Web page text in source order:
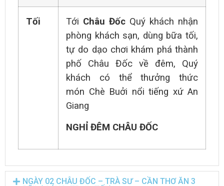
Tối Tới Châu Đốc Quý khách nhận
phòng khách sạn, dùng bữa tối,
tự do dạo chơi khám phá thành
phố Châu Đốc về đêm, Quý
khách có thể thưởng thức
món Chè Buởi nổi tiếng xứ An
Giang
NGHỈ ĐÊM CHÂU ĐỐC
NGÀY 02 CHÂU ĐỐC – TRÀ SƯ – CẦN THƠ ĂN 3